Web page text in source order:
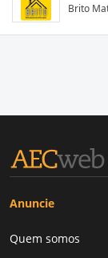
Brito
Anuncie
Quem somos